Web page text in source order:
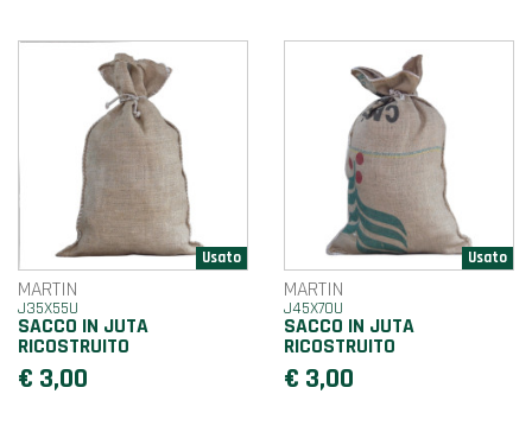
MARTIN
J35X55U
SACCO IN JUTA
RICOSTRUITO
€ 3,00
MARTIN
J45X70U
SACCO IN JUTA
RICOSTRUITO
€ 3,00